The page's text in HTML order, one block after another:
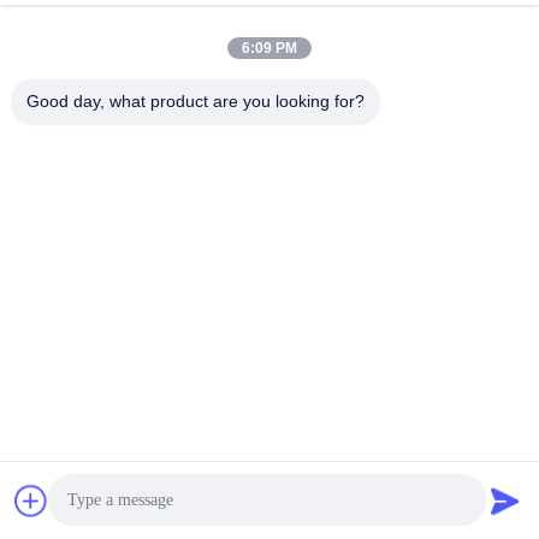
Technology Co,. Ltd.
6:09 PM
Good day, what product are you looking for?